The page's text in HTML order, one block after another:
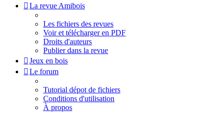
La revue Amibois
Les fichiers des revues
Voir et télécharger en PDF
Droits d'auteurs
Publier dans la revue
Jeux en bois
Le forum
Tutorial dépot de fichiers
Conditions d'utilisation
À propos